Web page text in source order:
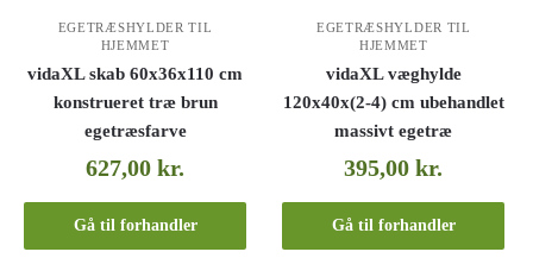
EGETRÆSHYLDER TIL
HJEMMET
vidaXL skab 60x36x110 cm
konstrueret træ brun
egetræsfarve
627,00kr.
Gå til forhandler
EGETRÆSHYLDER TIL
HJEMMET
vidaXL væghylde
120x40x(2-4) cm ubehandlet
massivt egetræ
395,00kr.
Gå til forhandler